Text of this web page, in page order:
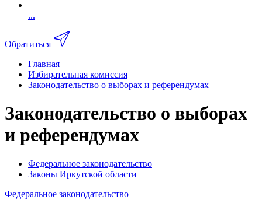
...
Обратиться
Главная
Избирательная комиссия
Законодательство о выборах и референдумах
Законодательство о выборах
и референдумах
Федеральное законодательство
Законы Иркутской области
Федеральное законодательство